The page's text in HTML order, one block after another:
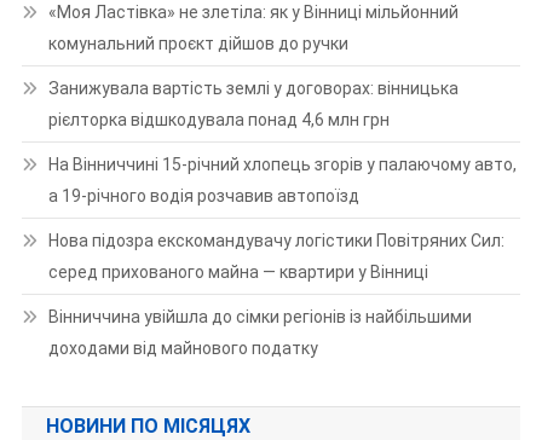
«Моя Ластівка» не злетіла: як у Вінниці мільйонний
комунальний проєкт дійшов до ручки
Занижувала вартість землі у договорах: вінницька
рієлторка відшкодувала понад 4,6 млн грн
На Вінниччині 15-річний хлопець згорів у палаючому авто,
а 19-річного водія розчавив автопоїзд
Нова підозра екскомандувачу логістики Повітряних Сил:
серед прихованого майна — квартири у Вінниці
Вінниччина увійшла до сімки регіонів із найбільшими
доходами від майнового податку
НОВИНИ ПО МІСЯЦЯХ